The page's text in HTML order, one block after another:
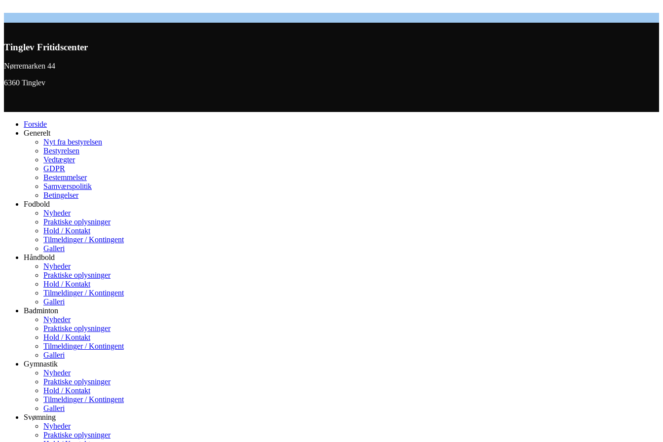
Tinglev Fritidscenter
Nørremarken 44
6360 Tinglev
Forside
Generelt
Nyt fra bestyrelsen
Bestyrelsen
Vedtægter
GDPR
Bestemmelser
Samværspolitik
Betingelser
Fodbold
Nyheder
Praktiske oplysninger
Hold / Kontakt
Tilmeldinger / Kontingent
Galleri
Håndbold
Nyheder
Praktiske oplysninger
Hold / Kontakt
Tilmeldinger / Kontingent
Galleri
Badminton
Nyheder
Praktiske oplysninger
Hold / Kontakt
Tilmeldinger / Kontingent
Galleri
Gymnastik
Nyheder
Praktiske oplysninger
Hold / Kontakt
Tilmeldinger / Kontingent
Galleri
Svømning
Nyheder
Praktiske oplysninger